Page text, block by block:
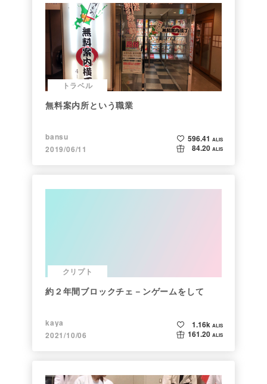
トラベル
無料案内所という職業
bansu
2019/06/11
596.41 ALIS
84.20 ALIS
クリプト
約２年間ブロックチェ－ンゲームをして
kaya
2021/10/06
1.16k ALIS
161.20 ALIS